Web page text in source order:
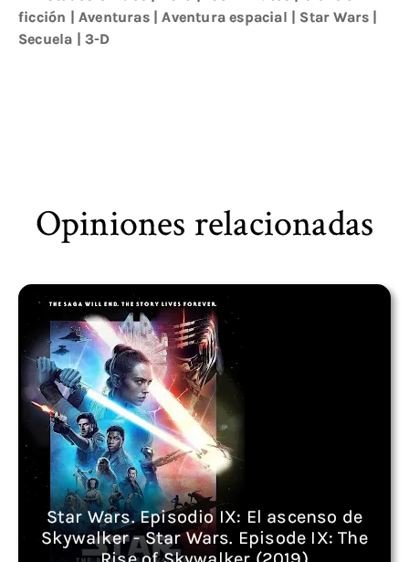
ficción |Aventuras |Aventura espacial | Star Wars |
Secuela |3-D
Opiniones relacionadas
Star Wars. Episodio IX: El ascenso de
Skywalker - Star Wars. Episode IX: The